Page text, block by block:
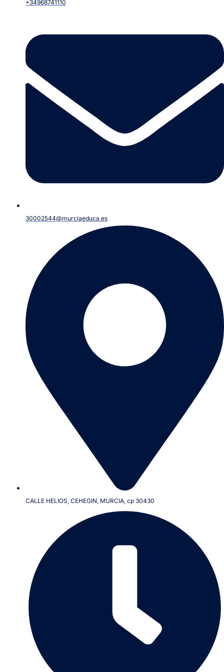
+34968741110
30002544@murciaeduca.es
CALLE HELIOS, CEHEGIN, MURCIA, cp 30430